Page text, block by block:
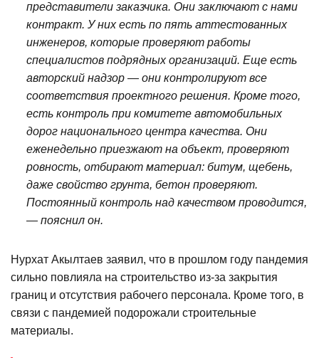
представители заказчика. Они заключают с нами
контракт. У них есть по пять аттестованных
инженеров, которые проверяют работы
специалистов подрядных организаций. Еще есть
авторский надзор — они контролируют все
соответствия проектного решения. Кроме того,
есть контроль при комитете автомобильных
дорог национального центра качества. Они
еженедельно приезжают на объект, проверяют
ровность, отбирают материал: битум, щебень,
даже свойство грунта, бетон проверяют.
Постоянный контроль над качеством проводится,
— пояснил он.
Нурхат Акылтаев заявил, что в прошлом году пандемия
сильно повлияла на строительство из-за закрытия
границ и отсутствия рабочего персонала. Кроме того, в
связи с пандемией подорожали строительные
материалы.